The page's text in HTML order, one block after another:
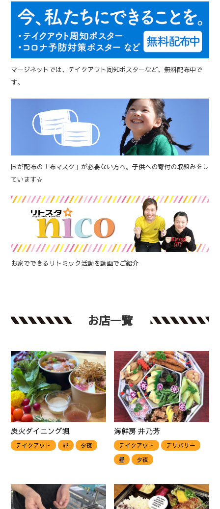
マージネットでは、テイクアウト周知ポスターなど、無料配布中で
す。
国が配布の「布マスク」が必要ない方へ。子供への寄付の取組みをし
ています☆
お家でできるリトミック活動を動画でご紹介
お店一覧
炭火ダイニング颯
テイクアウト 昼 夕夜
海鮮房 井乃芳
テイクアウト
デリバリー
昼
夕夜